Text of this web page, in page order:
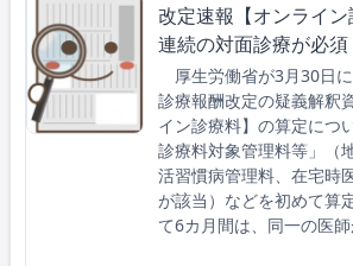
改定速報【オンライ
連続の対面診療が必須
厚生労働省が3月30日
診療報酬改定の疑義解釈
イン診療料】の算定につ
診療料対象管理料等」（
活習慣病管理料、在宅時
が該当）などを初めて算
て6カ月間は、同一の医